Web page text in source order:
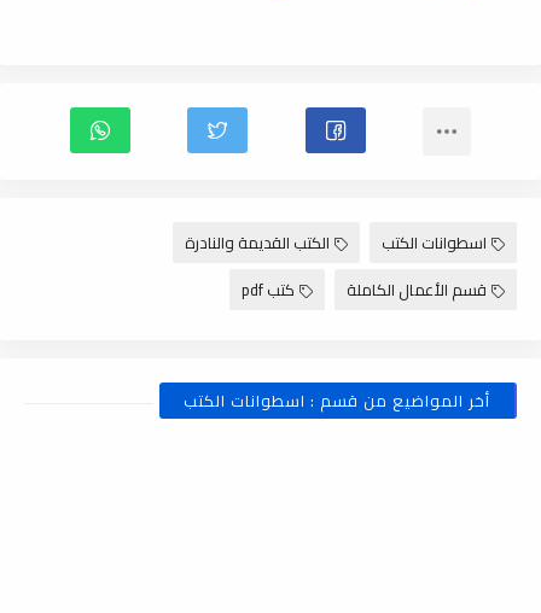
اسطوانات الكتب
الكتب القديمة والنادرة
قسم الأعمال الكاملة
كتب pdf
أخر المواضيع من قسم : اسطوانات الكتب